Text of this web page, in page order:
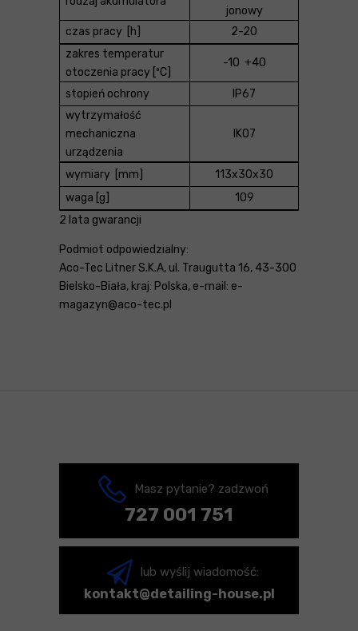
jonowy
czas pracy [h]
2-20
zakres temperatur
otoczenia pracy [ºC]
-10 +40
stopień ochrony
IP67
wytrzymałość
mechaniczna
urządzenia
IK07
wymiary [mm]
113x30x30
waga [g]
109
2 lata gwarancji
Podmiot odpowiedzialny:
Aco-Tec Litner S.K.A, ul. Traugutta 16, 43-300
Bielsko-Biała, kraj: Polska, e-mail: e-
magazyn@aco-tec.pl
Masz pytanie? zadzwoń
727 001 751
lub wyślij wiadomość:
kontakt@detailing-house.pl